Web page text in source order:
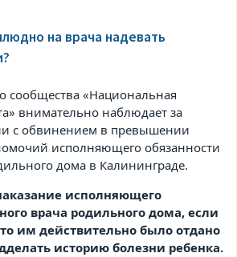
на врача надевать
сообщества «Национальная
внимательно наблюдает за
с обвинением в превышении
исполняющего обязанности
дома в Калининграде.
исполняющего
врача родильного дома, если
им действительно было отдано
историю болезни ребенка.